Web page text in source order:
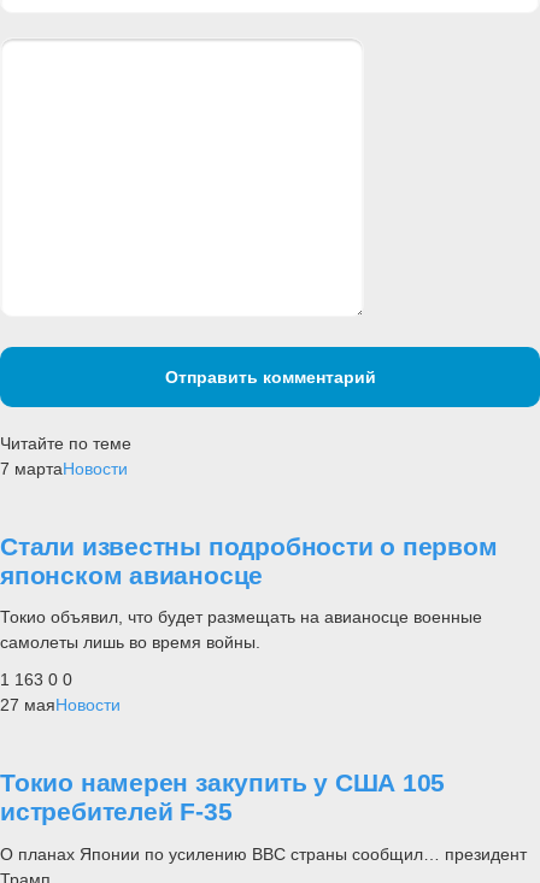
Отправить комментарий
Читайте по теме
7 мартаНовости
Стали известны подробности о первом
японском авианосце
Токио объявил, что будет размещать на авианосце военные
самолеты лишь во время войны.
1 163 0 0
27 маяНовости
Токио намерен закупить у США 105
истребителей F-35
О планах Японии по усилению ВВС страны сообщил… президент
Трамп.